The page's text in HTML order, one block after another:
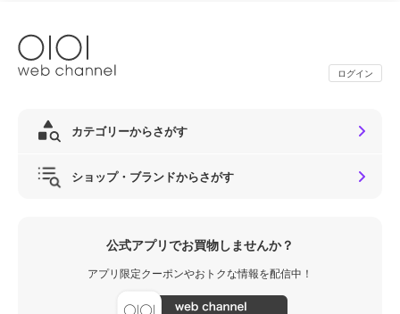
ログイン
カテゴリーからさがす
ショップ・ブランドからさがす
公式アプリでお買物しませんか？
アプリ限定クーポンやおトクな情報を配信中！